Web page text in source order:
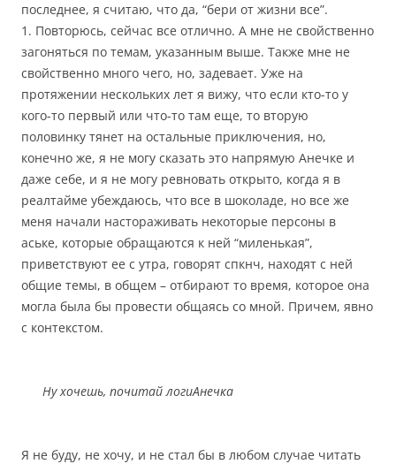
последнее, я считаю, что да, “бери от жизни все”.
1. Повторюсь, сейчас все отлично. А мне не свойственно
загоняться по темам, указанным выше. Также мне не
свойственно много чего, но, задевает. Уже на
протяжении нескольких лет я вижу, что если кто-то у
кого-то первый или что-то там еще, то вторую
половинку тянет на остальные приключения, но,
конечно же, я не могу сказать это напрямую Анечке и
даже себе, и я не могу ревновать открыто, когда я в
реалтайме убеждаюсь, что все в шоколаде, но все же
меня начали настораживать некоторые персоны в
аське, которые обращаются к ней “миленькая”,
приветствуют ее с утра, говорят спкнч, находят с ней
общие темы, в общем – отбирают то время, которое она
могла была бы провести общаясь со мной. Причем, явно
с контекстом.
Ну хочешь, почитай логиАнечка
Я не буду, не хочу, и не стал бы в любом случае читать